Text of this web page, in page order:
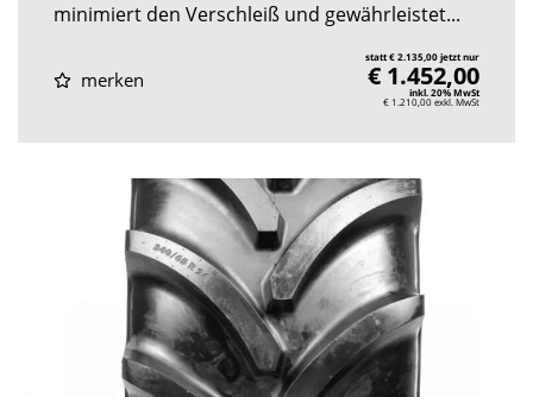
minimiert den Verschleiß und gewährleistet...
merken
statt € 2.135,00 jetzt nur
€ 1.452,00
inkl. 20% MwSt
€ 1.210,00exkl. MwSt